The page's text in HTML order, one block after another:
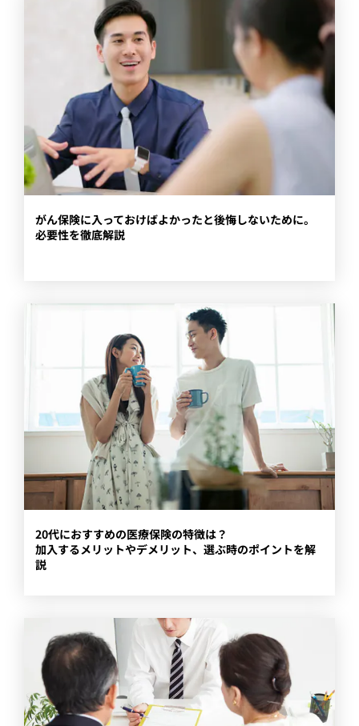
がん保険に入っておけばよかったと後悔しないために。
必要性を徹底解説
20代におすすめの医療保険の特徴は？
加入するメリットやデメリット、選ぶ時のポイントを解
説